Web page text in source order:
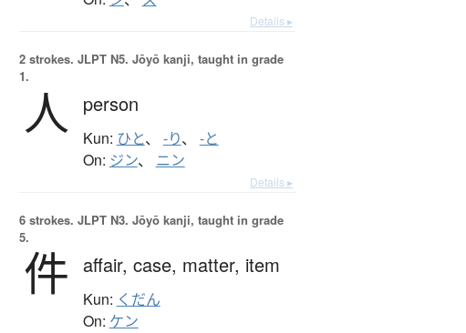
Details ▸
2 strokes. JLPT N5. Jōyō kanji, taught in grade
1.
人 person
Kun: ひと、 -り、 -と
On: ジン、 ニン
Details ▸
6 strokes. JLPT N3. Jōyō kanji, taught in grade
5.
件 affair, case, matter, item
Kun: くだん
On: ケン